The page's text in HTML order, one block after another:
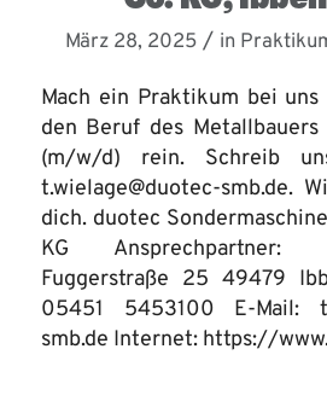
März 28, 2025 / in
Mach ein Praktikum bei
den Beruf des Metallbauers
(m/w/d) rein. Schreib
t.wielage@duotec-smb.de.
dich. duotec
KG Ansprechpartner:
Fuggerstraße 25 49479
05451 5453100 E-Mail:
smb.de Internet: https://